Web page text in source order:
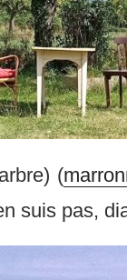
(
suis pas,